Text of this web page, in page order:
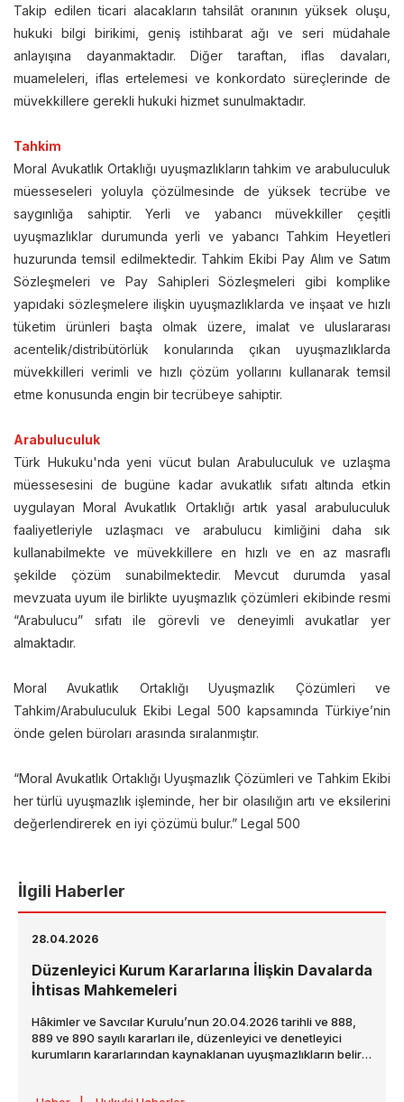
Takip edilen ticari alacakların tahsilât oranının yüksek oluşu,
hukuki bilgi birikimi, geniş istihbarat ağı ve seri müdahale
anlayışına dayanmaktadır. Diğer taraftan, iflas davaları,
muameleleri, iflas ertelemesi ve konkordato süreçlerinde de
müvekkillere gerekli hukuki hizmet sunulmaktadır.
Tahkim
Moral Avukatlık Ortaklığı uyuşmazlıkların tahkim ve arabuluculuk
müesseseleri yoluyla çözülmesinde de yüksek tecrübe ve
saygınlığa sahiptir. Yerli ve yabancı müvekkiller çeşitli
uyuşmazlıklar durumunda yerli ve yabancı Tahkim Heyetleri
huzurunda temsil edilmektedir. Tahkim Ekibi Pay Alım ve Satım
Sözleşmeleri ve Pay Sahipleri Sözleşmeleri gibi komplike
yapıdaki sözleşmelere ilişkin uyuşmazlıklarda ve inşaat ve hızlı
tüketim ürünleri başta olmak üzere, imalat ve uluslararası
acentelik/distribütörlük konularında çıkan uyuşmazlıklarda
müvekkilleri verimli ve hızlı çözüm yollarını kullanarak temsil
etme konusunda engin bir tecrübeye sahiptir.
Arabuluculuk
Türk Hukuku'nda yeni vücut bulan Arabuluculuk ve uzlaşma
müessesesini de bugüne kadar avukatlık sıfatı altında etkin
uygulayan Moral Avukatlık Ortaklığı artık yasal arabuluculuk
faaliyetleriyle uzlaşmacı ve arabulucu kimliğini daha sık
kullanabilmekte ve müvekkillere en hızlı ve en az masraflı
şekilde çözüm sunabilmektedir. Mevcut durumda yasal
mevzuata uyum ile birlikte uyuşmazlık çözümleri ekibinde resmi
“Arabulucu” sıfatı ile görevli ve deneyimli avukatlar yer
almaktadır.
Moral Avukatlık Ortaklığı Uyuşmazlık Çözümleri ve
Tahkim/Arabuluculuk Ekibi Legal 500 kapsamında Türkiye’nin
önde gelen büroları arasında sıralanmıştır.
“Moral Avukatlık Ortaklığı Uyuşmazlık Çözümleri ve Tahkim Ekibi
her türlü uyuşmazlık işleminde, her bir olasılığın artı ve eksilerini
değerlendirerek en iyi çözümü bulur.” Legal 500
İlgili Haberler
28.04.2026
Düzenleyici Kurum Kararlarına İlişkin Davalarda
İhtisas Mahkemeleri
Hâkimler ve Savcılar Kurulu’nun 20.04.2026 tarihli ve 888,
889 ve 890 sayılı kararları ile, düzenleyici ve denetleyici
kurumların kararlarından kaynaklanan uyuşmazlıkların belirli